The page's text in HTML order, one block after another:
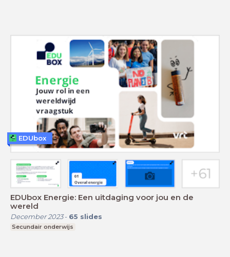
EDUbox Energie: Een uitdaging voor jou en de
wereld
December 2023- 65 slides
Secundair onderwijs
EDUbox